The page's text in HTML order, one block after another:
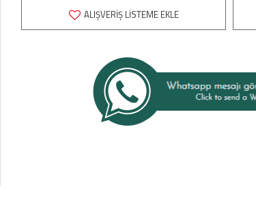
ALIŞVERIŞ LISTEME EKLE